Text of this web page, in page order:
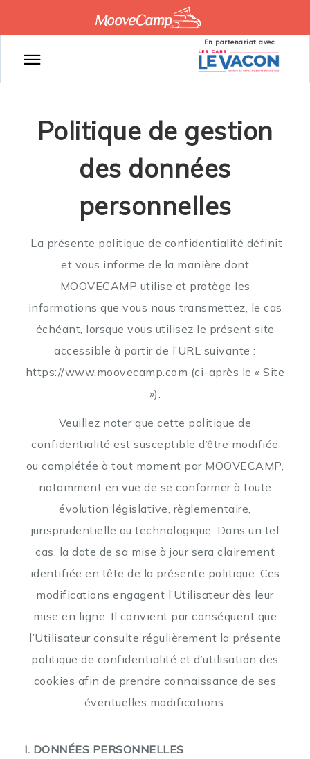
En partenariat avec
Politique de gestion
des données
personnelles
La présente politique de confidentialité définit
et vous informe de la manière dont
MOOVECAMP utilise et protège les
informations que vous nous transmettez, le cas
échéant, lorsque vous utilisez le présent site
accessible à partir de l’URL suivante :
https://www.moovecamp.com (ci-après le « Site
»).
Veuillez noter que cette politique de
confidentialité est susceptible d’être modifiée
ou complétée à tout moment par MOOVECAMP,
notamment en vue de se conformer à toute
évolution législative, règlementaire,
jurisprudentielle ou technologique. Dans un tel
cas, la date de sa mise à jour sera clairement
identifiée en tête de la présente politique. Ces
modifications engagent l’Utilisateur dès leur
mise en ligne. Il convient par conséquent que
l’Utilisateur consulte régulièrement la présente
politique de confidentialité et d’utilisation des
cookies afin de prendre connaissance de ses
éventuelles modifications.
I. DONNÉES PERSONNELLES